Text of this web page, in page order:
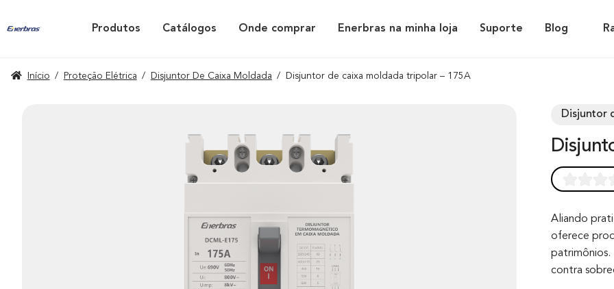
Produtos Catálogos Onde comprar Enerbras na minha loja Suporte Blog
Início / Proteção Elétrica / Disjuntor De Caixa Moldada / Disjuntor de caixa moldada tripolar – 175A
Disjuntor
out of 0
based on
customer
Aliando
oferece
patrimônios.
contra